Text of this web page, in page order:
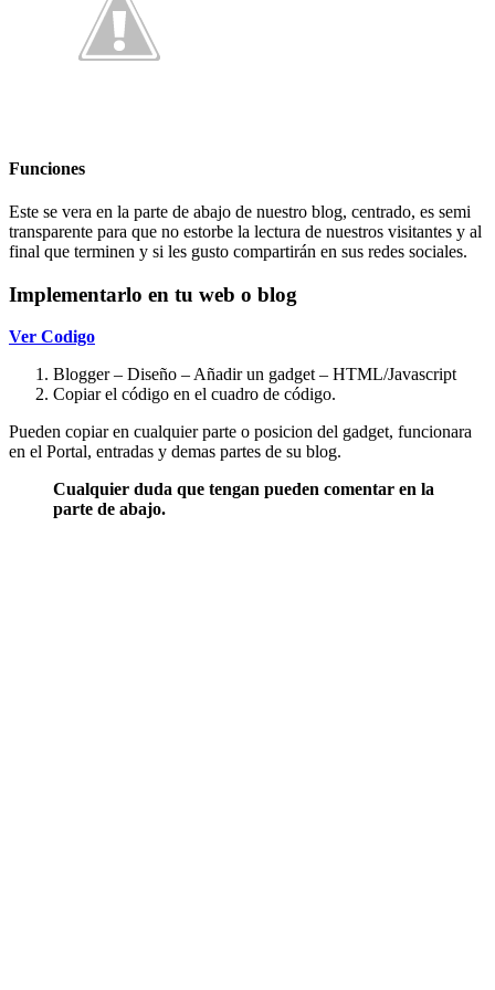
Funciones
Este se vera en la parte de abajo de nuestro blog, centrado, es semi
transparente para que no estorbe la lectura de nuestros visitantes y al
final que terminen y si les gusto compartirán en sus redes sociales.
Implementarlo en tu web o blog
Ver Codigo
Blogger – Diseño – Añadir un gadget – HTML/Javascript
Copiar el código en el cuadro de código.
Pueden copiar en cualquier parte o posicion del gadget, funcionara
en el Portal, entradas y demas partes de su blog.
Cualquier duda que tengan pueden comentar en la
parte de abajo.